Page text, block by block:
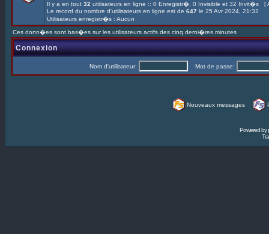
Il y a en tout 32 utilisateurs en ligne :: 0 Enregistr�, 0 Invisible et 32 Invit�s [
Le record du nombre d'utilisateurs en ligne est de 647 le 25 Avr 2024, 21:32
Utilisateurs enregistr�s : Aucun
Ces donn�es sont bas�es sur les utilisateurs actifs des cinq derni�res minutes
Connexion
Nom d'utilisateur: Mot de passe:
Nouveaux messages
Powered by